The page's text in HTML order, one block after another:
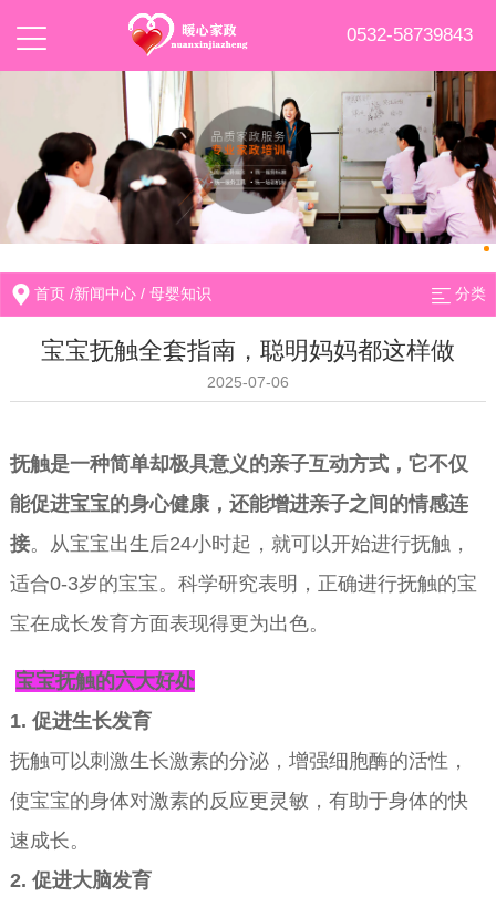
0532-58739843
首页 /新闻中心 /母婴知识 分类
宝宝抚触全套指南，聪明妈妈都这样做
2025-07-06
抚触是一种简单却极具意义的亲子互动方式，它不仅
能促进宝宝的身心健康，还能增进亲子之间的情感连
接。从宝宝出生后24小时起，就可以开始进行抚触，
适合0-3岁的宝宝。科学研究表明，正确进行抚触的宝
宝在成长发育方面表现得更为出色。
宝宝抚触的六大好处
1. 促进生长发育
抚触可以刺激生长激素的分泌，增强细胞酶的活性，
使宝宝的身体对激素的反应更灵敏，有助于身体的快
速成长。
2. 促进大脑发育